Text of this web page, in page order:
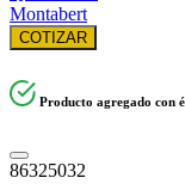
Montabert
COTIZAR
Producto agregado con
86325032